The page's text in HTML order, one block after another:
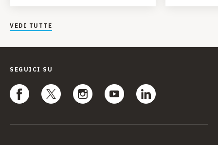
VEDI TUTTE
SEGUICI SU